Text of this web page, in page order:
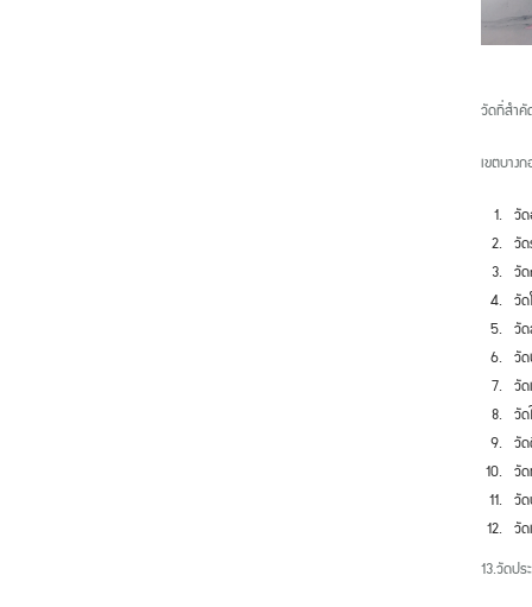
วัดที่สำ
เขตบาง
วั
วั
วั
วั
วั
วั
วั
วั
วั
วั
วั
วั
13.วัดปร